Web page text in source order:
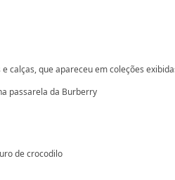
calças, que apareceu em coleções
passarela da Burberry
de crocodilo